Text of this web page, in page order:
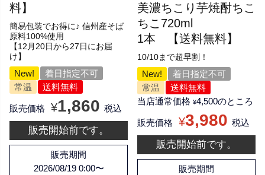
簡易包装でお得に♪ 信州産そば
原料100%使用
【12月20日から27日にお届
け】
料】
New!
着日指定不可
常温
送料無料
販売価格 ¥1,860 税込
販売開始前です。
販売期間
2026/08/19 0:00〜
10/10まで超早割！
美濃ちこり芋焼酎ちこ
ちこ720ml
1本 【送料無料】
New!
着日指定不可
常温
送料無料
当店通常価格 ¥4,500のところ
販売価格 ¥3,980 税込
販売開始前です。
販売期間